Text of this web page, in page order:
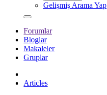
Gelişmiş Arama Yap
Forumlar
Bloglar
Makaleler
Gruplar
Articles